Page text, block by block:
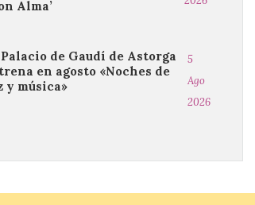
Alma’
de Gaudí de Astorga
en agosto «Noches de
y música»
5
Ago
2026